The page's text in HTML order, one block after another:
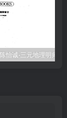
龙经》、《疑龙
《天玉经》、
宅相墓内容的典